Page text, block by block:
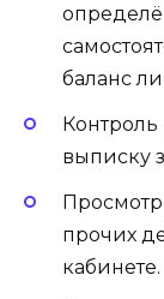
баланс
Контроль
выписку
Просмотр
прочих
кабинете.